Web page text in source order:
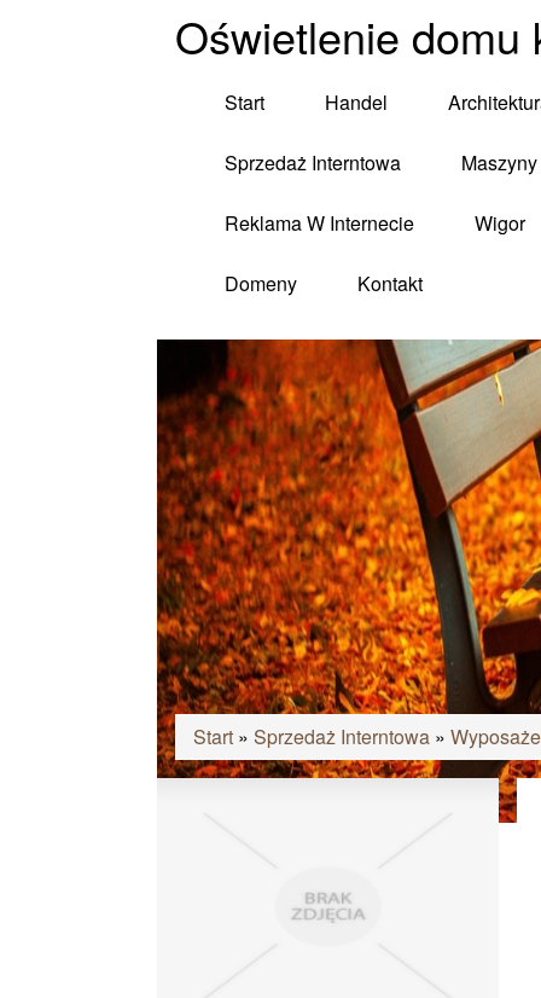
Oświetlenie domu
Start Handel
Sprzedaż Interntowa
Reklama W Internecie Wigor
Domeny Kontakt
Start » Sprzedaż Interntowa »